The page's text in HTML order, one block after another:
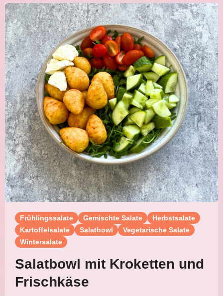
Frühlingssalate Gemischte Salate
Herbstsalate
Kartoffelsalate
Salatbowl
Vegetarische Salate
Wintersalate
Salatbowl mit Kroketten und
Frischkäse